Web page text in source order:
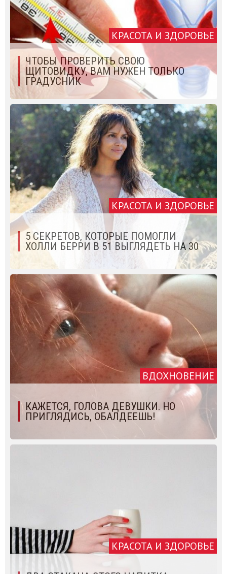
КРАСОТА И ЗДОРОВЬЕ
ЧТОБЫ ПРОВЕРИТЬ СВОЮ
ЩИТОВИДКУ, ВАМ НУЖЕН ТОЛЬКО
ГРАДУСНИК
КРАСОТА И ЗДОРОВЬЕ
5 СЕКРЕТОВ, КОТОРЫЕ ПОМОГЛИ
ХОЛЛИ БЕРРИ В 51 ВЫГЛЯДЕТЬ НА 30
ВДОХНОВЕНИЕ
КАЖЕТСЯ, ГОЛОВА ДЕВУШКИ. НО
ПРИГЛЯДИСЬ, ОБАЛДЕЕШЬ!
КРАСОТА И ЗДОРОВЬЕ